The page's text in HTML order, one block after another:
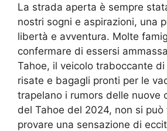
La strada aperta è sempre
nostri sogni e aspirazioni, una
libertà e avventura. Molte
confermare di essersi
Tahoe, il veicolo traboccante di
risate e bagagli pronti per le
trapelano i rumors delle nuove
del Tahoe del 2024, non si
provare una sensazione di